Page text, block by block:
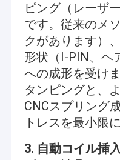
ピング（レーザ
です。従来のメ
クがあります）
形状（I-PIN、ヘ
への成形を受け
タンピングと、
CNCスプリング
トレスを最小限
3. 自動コイル挿